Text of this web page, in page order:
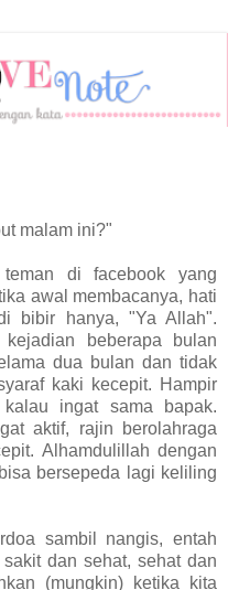
malam ini?"
di facebook yang
awal membacanya, hati
bibir hanya, "Ya Allah".
beberapa bulan
dua bulan dan tidak
kaki kecepit. Hampir
ingat sama bapak.
aktif, rajin berolahraga
Alhamdulillah dengan
bersepeda lagi keliling
sambil nangis, entah
dan sehat, sehat dan
(mungkin) ketika kita